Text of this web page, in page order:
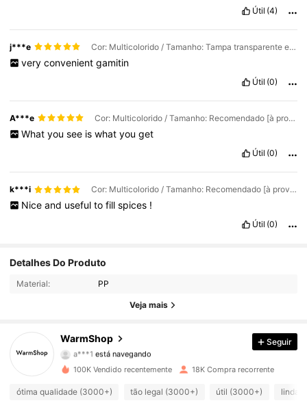
Útil (4)
j***e Cor: Multicolorido / Tamanho: Tampa transparente e removível / Amarela com quatro colheres
very convenient gamitin
Útil (0)
A***e Cor: Multicolorido / Tamanho: Recomendado [à prova d'água e à prova de umidade] Verde 1 unidade
What you see is what you get
Útil (0)
k***i Cor: Multicolorido / Tamanho: Recomendado [à prova d'água e à prova de umidade] Amarelo 1 unidade
Nice and useful to fill spices !
Útil (0)
Detalhes Do Produto
Material: PP
Veja mais
WarmShop
4,80 3.3K Seguidores
a***1
está navegando
4,80
3.3K Seguidores
4,80 3.3K Seguidores
Seguir
100K Vendido recentemente 18K Compra recorrente
ótima qualidade (3000+) tão legal (3000+) útil (3000+) linda